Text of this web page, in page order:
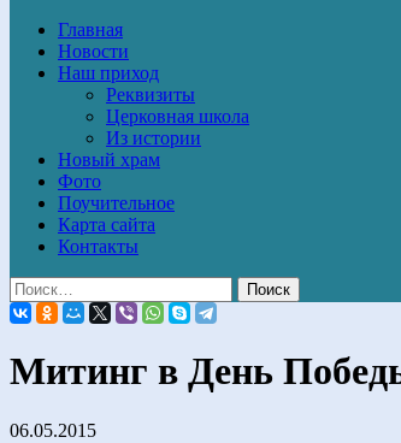
Главная
Новости
Наш приход
Реквизиты
Церковная школа
Из истории
Новый храм
Фото
Поучительное
Карта сайта
Контакты
Митинг в День
06.05.2015